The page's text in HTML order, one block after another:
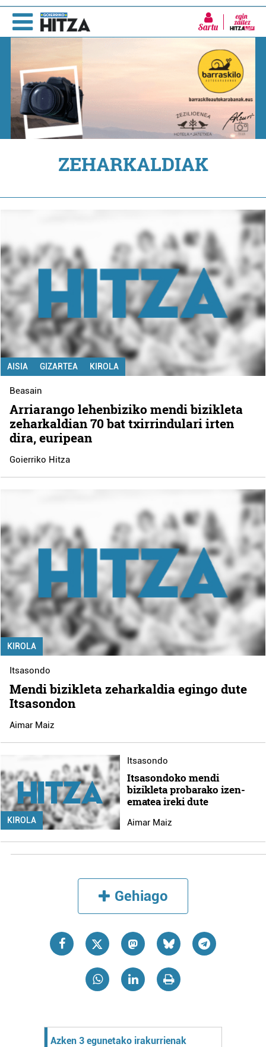
Sartu
ZEHARKALDIAK
AISIA GIZARTEA KIROLA
Beasain
Arriarango lehenbiziko mendi bizikleta
zeharkaldian 70 bat txirrindulari irten
dira, euripean
Goierriko Hitza
KIROLA
Itsasondo
Mendi bizikleta zeharkaldia egingo dute
Itsasondon
Aimar Maiz
KIROLA
Itsasondo
Itsasondoko mendi
bizikleta probarako izen-
ematea ireki dute
Aimar Maiz
Gehiago
Azken 3 egunetako irakurrienak